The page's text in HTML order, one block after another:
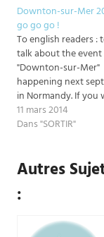
Few weeks after the
Epoque picnic", Mr
Pan organized a
vacations" day : so
I…
Downton-sur-Mer
go go go !
To english readers :
talk about the event
"Downton-sur-Mer"
happening next
in Normandy. If you
participate and do not
speak french you can
if you read french,
informations are
Et…
11 mars 2014
Dans "SORTIR"
Autres
: